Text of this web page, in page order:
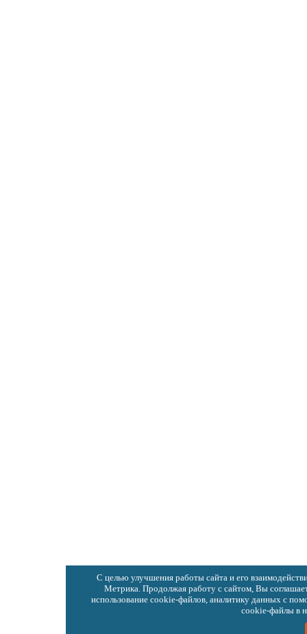
С целью улучшения работы сайта и его
Метрика. Продолжая работу с сайтом, Вы
использование cookie-файлов, аналитику данных с
cookie-файлы в